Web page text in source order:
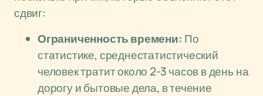
сдвиг:
Ограниченность времени: По
статистике, среднестатистический
человек тратит около 2-3 часов в день на
дорогу и бытовые дела, в течение